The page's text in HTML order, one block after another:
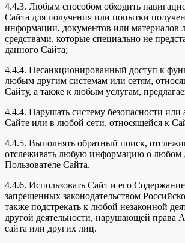
4.4.3. Любым способом обходить
Сайта для получения или попытки
информации, документов или материалов
средствами, которые специально не
данного Сайта;
4.4.4. Несанкционированный доступ к
любым другим системам или сетям,
Сайту, а также к любым услугам,
4.4.4. Нарушать систему безопасности или
Сайте или в любой сети, относящейся к
4.4.5. Выполнять обратный поиск,
отслеживать любую информацию о любом
Пользователе Сайта.
4.4.6. Использовать Сайт и его
запрещенных законодательством
также подстрекать к любой незаконной
другой деятельности, нарушающей права
сайта или других лиц.